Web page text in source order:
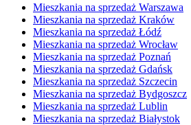
Mieszkania na sprzedaż Warszawa
Mieszkania na sprzedaż Kraków
Mieszkania na sprzedaż Łódź
Mieszkania na sprzedaż Wrocław
Mieszkania na sprzedaż Poznań
Mieszkania na sprzedaż Gdańsk
Mieszkania na sprzedaż Szczecin
Mieszkania na sprzedaż Bydgoszcz
Mieszkania na sprzedaż Lublin
Mieszkania na sprzedaż Białystok